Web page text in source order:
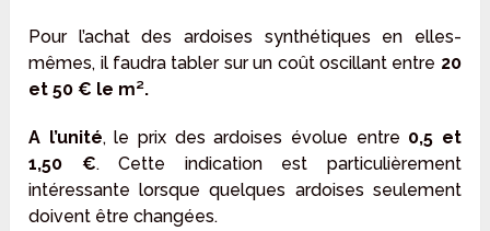
Pour l’achat des ardoises synthétiques en elles-
mêmes, il faudra tabler sur un coût oscillant entre 20
et 50 € le m².
A l’unité, le prix des ardoises évolue entre 0,5 et
1,50 €. Cette indication est particulièrement
intéressante lorsque quelques ardoises seulement
doivent être changées.